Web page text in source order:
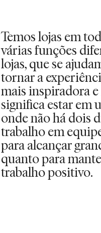
Temos lojas em
várias funções
lojas, que se
tornar a
mais inspiradora
significa estar em
onde não há dois
trabalho em
para alcançar
quanto para
trabalho positivo.